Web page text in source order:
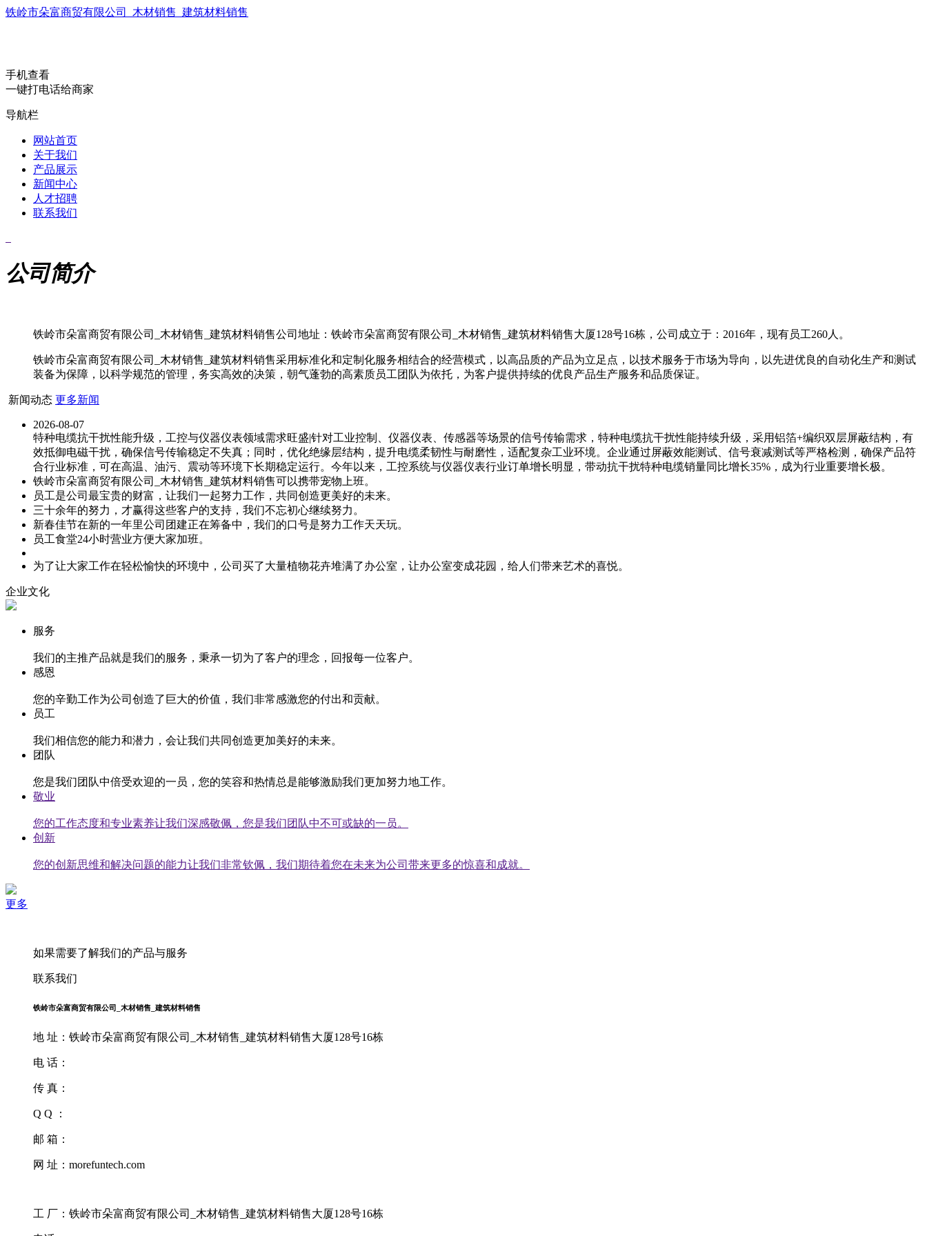
铁岭市朵富商贸有限公司_木材销售_建筑材料销售
手机查看
一键打电话给商家
导航栏
网站首页
关于我们
产品展示
新闻中心
人才招聘
联系我们
公司简介
铁岭市朵富商贸有限公司_木材销售_建筑材料销售公司地址：铁岭市朵富商贸有限公司_木材销售_建筑材料销售大厦128号16栋，公司成立于：2016年，现有员工260人。
铁岭市朵富商贸有限公司_木材销售_建筑材料销售采用标准化和定制化服务相结合的经营模式，以高品质的产品为立足点，以技术服务于市场为导向，以先进优良的自动化生产和测试
装备为保障，以科学规范的管理，务实高效的决策，朝气蓬勃的高素质员工团队为依托，为客户提供持续的优良产品生产服务和品质保证。
新闻动态 更多新闻
2026-08-07
特种电缆抗干扰性能升级，工控与仪器仪表领域需求旺盛|针对工业控制、仪器仪表、传感器等场景的信号传输需求，特种电缆抗干扰性能持续升级，采用铝箔+编织双层屏蔽结构，有
效抵御电磁干扰，确保信号传输稳定不失真；同时，优化绝缘层结构，提升电缆柔韧性与耐磨性，适配复杂工业环境。企业通过屏蔽效能测试、信号衰减测试等严格检测，确保产品符
合行业标准，可在高温、油污、震动等环境下长期稳定运行。今年以来，工控系统与仪器仪表行业订单增长明显，带动抗干扰特种电缆销量同比增长35%，成为行业重要增长极。
铁岭市朵富商贸有限公司_木材销售_建筑材料销售可以携带宠物上班。
员工是公司最宝贵的财富，让我们一起努力工作，共同创造更美好的未来。
三十余年的努力，才赢得这些客户的支持，我们不忘初心继续努力。
新春佳节在新的一年里公司团建正在筹备中，我们的口号是努力工作天天玩。
员工食堂24小时营业方便大家加班。
为了让大家工作在轻松愉快的环境中，公司买了大量植物花卉堆满了办公室，让办公室变成花园，给人们带来艺术的喜悦。
企业文化
服务
我们的主推产品就是我们的服务，秉承一切为了客户的理念，回报每一位客户。
感恩
您的辛勤工作为公司创造了巨大的价值，我们非常感激您的付出和贡献。
员工
我们相信您的能力和潜力，会让我们共同创造更加美好的未来。
团队
您是我们团队中倍受欢迎的一员，您的笑容和热情总是能够激励我们更加努力地工作。
敬业
您的工作态度和专业素养让我们深感敬佩，您是我们团队中不可或缺的一员。
创新
您的创新思维和解决问题的能力让我们非常钦佩，我们期待着您在未来为公司带来更多的惊喜和成就。
更多
如果需要了解我们的产品与服务
联系我们
铁岭市朵富商贸有限公司_木材销售_建筑材料销售
地 址：铁岭市朵富商贸有限公司_木材销售_建筑材料销售大厦128号16栋
电 话：
传 真：
Q Q ：
邮 箱：
网 址：morefuntech.com
工 厂：铁岭市朵富商贸有限公司_木材销售_建筑材料销售大厦128号16栋